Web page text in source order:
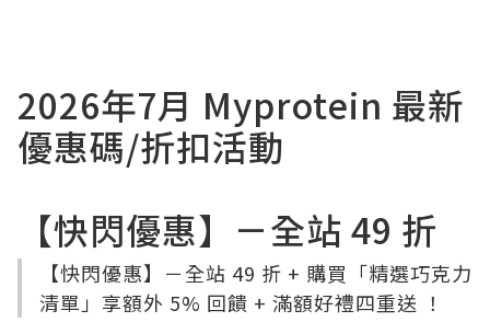
2026年7月 Myprotein 最新
優惠碼/折扣活動
【快閃優惠】－全站 49 折
【快閃優惠】－全站 49 折 + 購買「精選巧克力
清單」享額外 5% 回饋 + 滿額好禮四重送 ！